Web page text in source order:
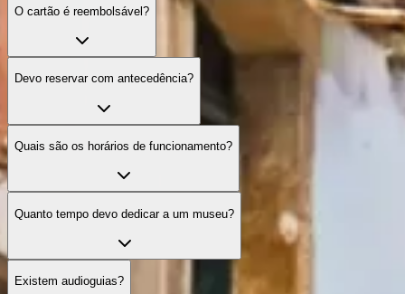
O cartão é reembolsável?
Devo reservar com antecedência?
Quais são os horários de funcionamento?
Quanto tempo devo dedicar a um museu?
Existem audioguias?